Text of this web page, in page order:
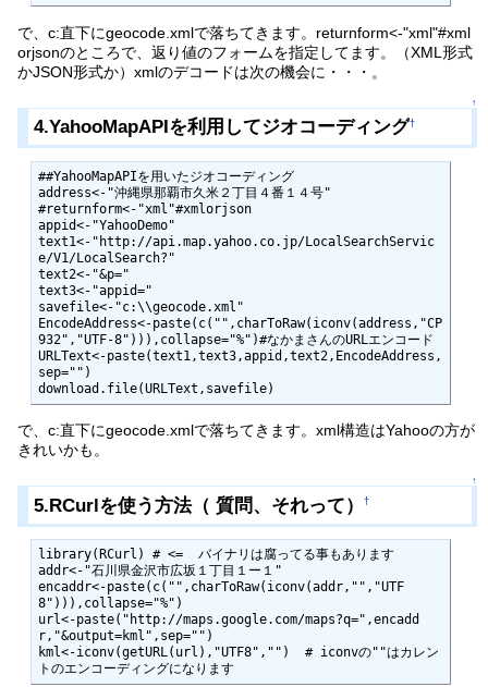
で、c:直下にgeocode.xmlで落ちてきます。returnform<-"xml"#xml
orjsonのところで、返り値のフォームを指定してます。（XML形式
かJSON形式か）xmlのデコードは次の機会に・・・。
↑
4.YahooMapAPIを利用してジオコーディング†
##YahooMapAPIを用いたジオコーディング
address<-"沖縄県那覇市久米２丁目４番１４号"
#returnform<-"xml"#xmlorjson
appid<-"YahooDemo"
text1<-"http://api.map.yahoo.co.jp/LocalSearchServic
e/V1/LocalSearch?"
text2<-"&p="
text3<-"appid="
savefile<-"c:\\geocode.xml"
EncodeAddress<-paste(c("",charToRaw(iconv(address,"CP
932","UTF-8"))),collapse="%")#なかまさんのURLエンコード
URLText<-paste(text1,text3,appid,text2,EncodeAddress,
sep="")
download.file(URLText,savefile)
で、c:直下にgeocode.xmlで落ちてきます。xml構造はYahooの方が
きれいかも。
↑
5.RCurlを使う方法（ 質問、それって）†
library(RCurl) # <=  バイナリは腐ってる事もあります
addr<-"石川県金沢市広坂１丁目１ー１"
encaddr<-paste(c("",charToRaw(iconv(addr,"","UTF
8"))),collapse="%")
url<-paste("http://maps.google.com/maps?q=",encadd
r,"&output=kml",sep="")
kml<-iconv(getURL(url),"UTF8","")  # iconvの""はカレン
トのエンコーディングになります